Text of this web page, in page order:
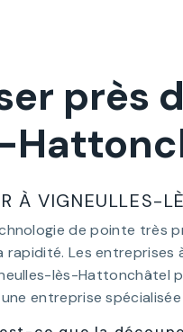
près
À VIGNEULLES-
de pointe très
Les entreprises
lès-Hattonchâtel
entreprise